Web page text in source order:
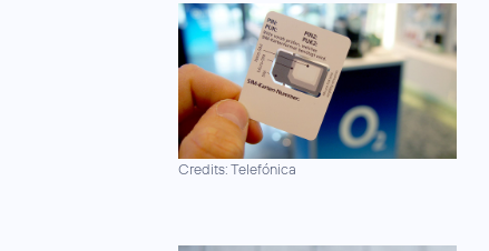
Credits: Telefónica